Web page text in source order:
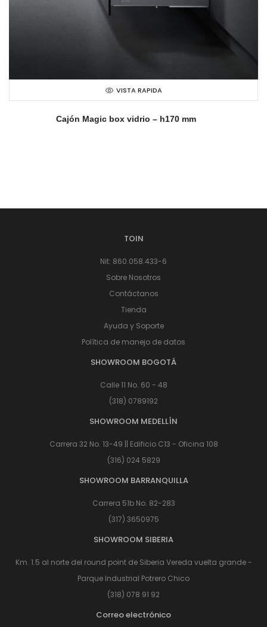
VISTA RAPIDA
Cajón Magic box vidrio – h170 mm
TOIN
Nit: 860.058.433-6
Sobre Nosotros
Contáctanos
Tienda
Ayuda y Soporte
Política de manejo de datos
SHOWROOM BOGOTÁ
Calle 11 No. 60 - 48
(318) 0789192
SHOWROOM MEDELLÍN
Carrera 32 No. 13-49 || Edificio C13 - Oficina 108
(316) 024 5829
SHOWROOM BARRANQUILLA
Carrera 51b No. 82-283
(317) 3650975
SHOWROOM SIBERIA
Km. 1.5 al norte del round point de Siberia Vereda vuelta grande -
Parque Industrial Potrero Chico
(318) 078 91 92
Correo electrónico